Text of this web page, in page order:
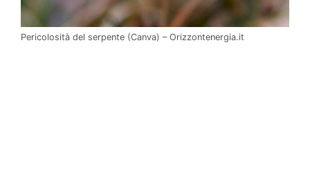
Pericolosità del serpente (Canva) – Orizzontenergia.it